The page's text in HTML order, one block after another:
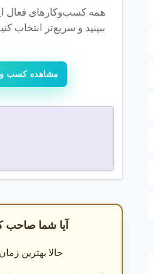
مهد کودک معتبر با مربی های
مهد کودک های حرفه ای در شهر
: تضمین
برای ثبت نام در مهد کودک در
مشخص کنید و با مهد معتبر تماس
همه کسب‌وکارهای فعال
ببینید و سریع‌تر انتخاب
مشاهده کسب و
آیا شما صاحب
حالا بهترین